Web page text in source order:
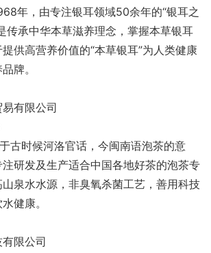
年，由专注银耳领域50余年的“银耳之
传承中华本草滋养理念，掌握本草银耳
供高营养价值的“本草银耳”为人类健康
牌。
有限公司
古时候河洛官话，今闽南语泡茶的意
研发及生产适合中国各地好茶的泡茶专
泉水水源，非臭氧杀菌工艺，善用科技
健康。
限公司